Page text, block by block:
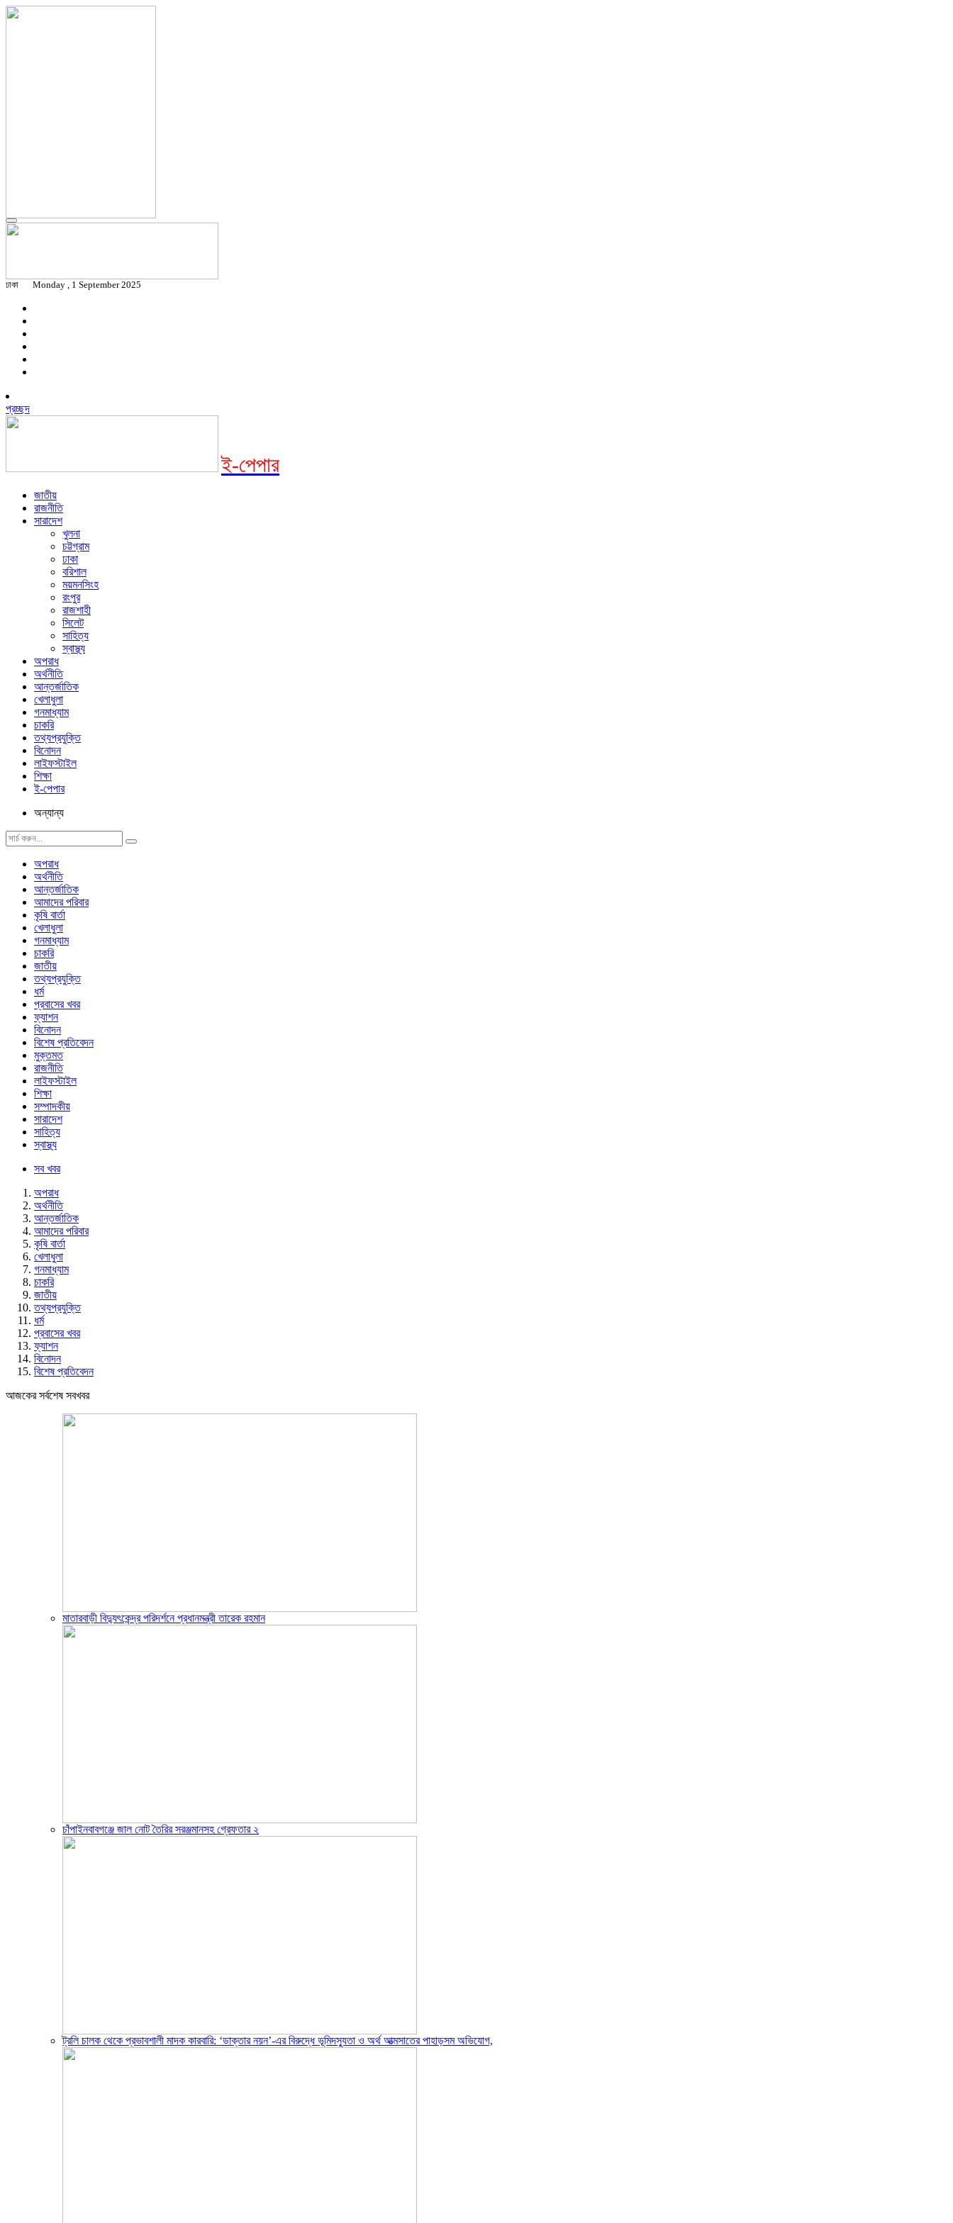
ঢাকা Monday , 1 September 2025
প্রচ্ছদ
ই-পেপার
জাতীয়
রাজনীতি
সারাদেশ
খুলনা
চট্টগ্রাম
ঢাকা
বরিশাল
ময়মনসিংহ
রংপুর
রাজশাহী
সিলেট
সাহিত্য
স্বাস্থ্য
অপরাধ
অর্থনীতি
আন্তর্জাতিক
খেলাধুলা
গনমাধ্যাম
চাকরি
তথ্যপ্রযুক্তি
বিনোদন
লাইফস্টাইল
শিক্ষা
ই-পেপার
অন্যান্য
অপরাধ
অর্থনীতি
আন্তর্জাতিক
আমাদের পরিবার
কৃষি বার্তা
খেলাধুলা
গনমাধ্যাম
চাকরি
জাতীয়
তথ্যপ্রযুক্তি
ধর্ম
প্রবাসের খবর
ফ্যাশন
বিনোদন
বিশেষ প্রতিবেদন
মুক্তমত
রাজনীতি
লাইফস্টাইল
শিক্ষা
সম্পাদকীয়
সারাদেশ
সাহিত্য
স্বাস্থ্য
সব খবর
অপরাধ
অর্থনীতি
আন্তর্জাতিক
আমাদের পরিবার
কৃষি বার্তা
খেলাধুলা
গনমাধ্যাম
চাকরি
জাতীয়
তথ্যপ্রযুক্তি
ধর্ম
প্রবাসের খবর
ফ্যাশন
বিনোদন
বিশেষ প্রতিবেদন
আজকের সর্বশেষ সবখবর
মাতারবাড়ী বিদ্যুৎকেন্দ্র পরিদর্শনে প্রধানমন্ত্রী তারেক রহমান
চাঁপাইনবাবগঞ্জে জাল নোট তৈরির সরঞ্জমানসহ গ্রেফতার ২
ট্রলি চালক থেকে প্রভাবশালী মাদক কারবারি: ‘ডাক্তার নয়ন’-এর বিরুদ্ধে ভূমিদস্যুতা ও অর্থ আত্মসাতের পাহাড়সম অভিযোগ,